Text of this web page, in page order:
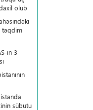
olub
təqdim
ın 3
sübutu